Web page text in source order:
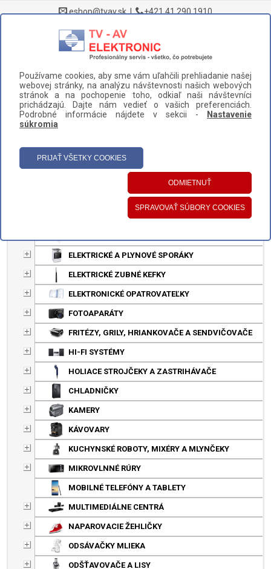
eshop@tvav.sk| +421 41 290 1910
DOMOV > DOMÁCE SPOTREBIČE > CHLADNIČKY
UŽÍVATEĽSKÝ PANEL
HLAVNÉ MENU
DOMÁCE SPOTREBIČE
NÁHRADNÉ DIELY A PRÍSLUŠENSTVO
ELEKTRICKÉ A PLYNOVÉ SPORÁKY
ELEKTRICKÉ ZUBNÉ KEFKY
ELEKTRONICKÉ OPATROVATEĽKY
FOTOAPARÁTY
FRITÉZY, GRILY, HRIANKOVAČE A SENDVIČOVAČE
HI-FI SYSTÉMY
HOLIACE STROJČEKY A ZASTRIHÁVAČE
CHLADNIČKY
KAMERY
KÁVOVARY
KUCHYNSKÉ ROBOTY, MIXÉRY A MLYNČEKY
MIKROVLNNÉ RÚRY
MOBILNÉ TELEFÓNY A TABLETY
MULTIMEDIÁLNE CENTRÁ
NAPAROVACIE ŽEHLIČKY
ODSÁVAČKY MLIEKA
ODŠŤAVOVAČE A LISY
Používame cookies, aby sme vám uľahčili prehliadanie našej
webovej stránky, na analýzu návštevnosti našich webových
stránok a na pochopenie toho, odkiaľ naši návštevníci
prichádzajú. Dajte nám vedieť o vašich preferenciách.
Podrobné informácie nájdete v sekcii -
Nastavenie
súkromia